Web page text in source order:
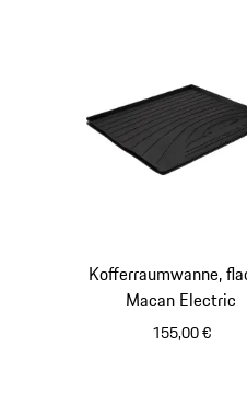
Kofferraumwanne,
Macan Electric
155,00 €